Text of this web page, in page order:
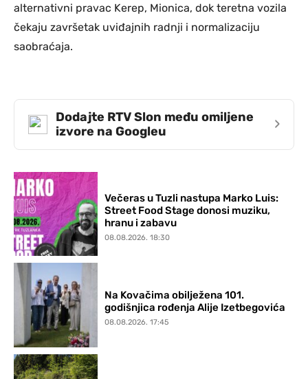
alternativni pravac Kerep, Mionica, dok teretna vozila
čekaju završetak uviđajnih radnji i normalizaciju
saobraćaja.
Dodajte RTV Slon među omiljene
izvore na Googleu
›
Večeras u Tuzli nastupa Marko Luis:
Street Food Stage donosi muziku,
hranu i zabavu
08.08.2026. 18:30
Na Kovačima obilježena 101.
godišnjica rođenja Alije Izetbegovića
08.08.2026. 17:45